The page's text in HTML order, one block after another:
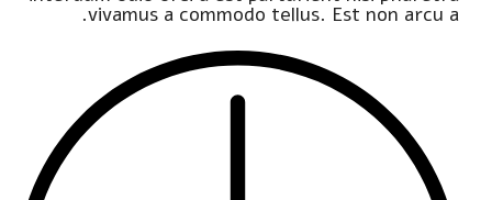
vivamus a commodo tellus. Est non arcu a.